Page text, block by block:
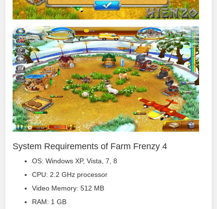
System Requirements of Farm Frenzy 4
OS: Windows XP, Vista, 7, 8
CPU: 2.2 GHz processor
Video Memory: 512 MB
RAM: 1 GB